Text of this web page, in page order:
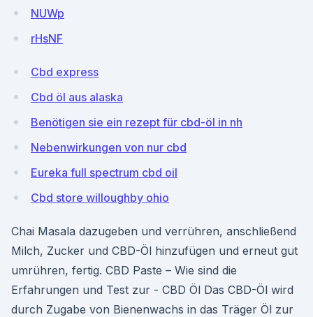
NUWp
rHsNF
Cbd express
Cbd öl aus alaska
Benötigen sie ein rezept für cbd-öl in nh
Nebenwirkungen von nur cbd
Eureka full spectrum cbd oil
Cbd store willoughby ohio
Chai Masala dazugeben und verrühren, anschließend
Milch, Zucker und CBD-Öl hinzufügen und erneut gut
umrühren, fertig. CBD Paste – Wie sind die
Erfahrungen und Test zur - CBD Öl Das CBD-Öl wird
durch Zugabe von Bienenwachs in das Träger Öl zur